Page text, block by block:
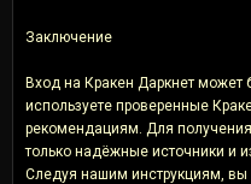
Заключение
Вход на Кракен Даркнет
используете проверенные
рекомендациям. Для получения
только надёжные источники и
Следуя нашим инструкциям,